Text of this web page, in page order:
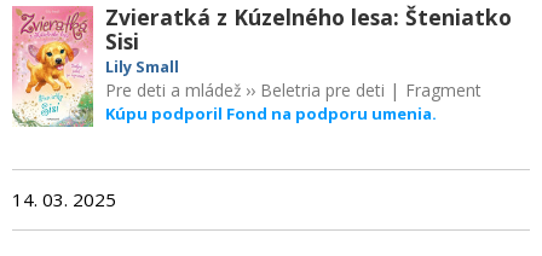
Zvieratká z Kúzelného lesa: Šteniatko
Sisi
Lily Small
Pre deti a mládež ›› Beletria pre deti | Fragment
Kúpu podporil Fond na podporu umenia.
14. 03. 2025